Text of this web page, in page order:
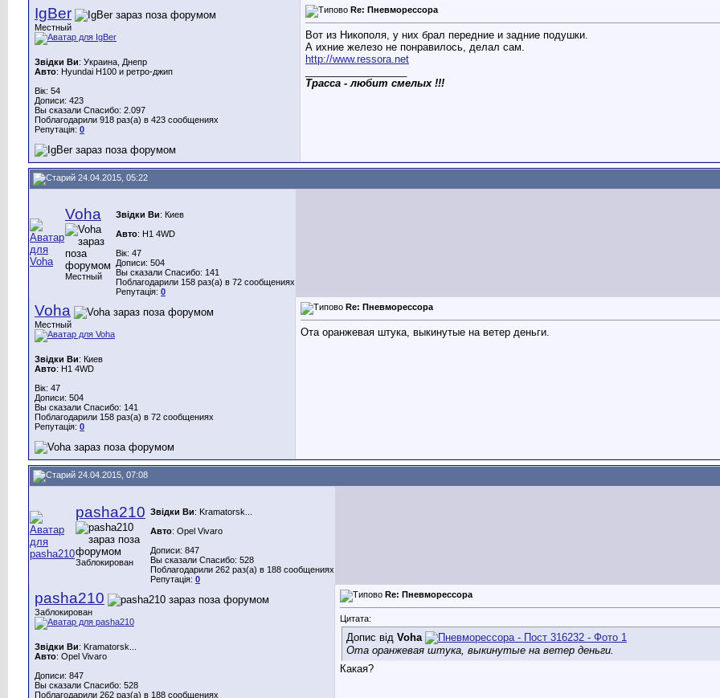
IgBer
Местный
Звідки Ви: Украина, Днепр
Авто: Hyundai H100 и ретро-джип
Вік: 54
Дописи: 423
Вы сказали Спасибо: 2.097
Поблагодарили 918 раз(а) в 423 сообщениях
Репутація: 0
Re: Пневморессора
Вот из Никополя, у них брал передние и задние подушки.
А ихние железо не понравилось, делал сам.
http://www.ressora.net
Трасса - любит смелых !!!
24.04.2015, 05:22
Voha
Местный
Звідки Ви: Киев
Авто: H1 4WD
Вік: 47
Дописи: 504
Вы сказали Спасибо: 141
Поблагодарили 158 раз(а) в 72 сообщениях
Репутація: 0
Voha
Местный
Звідки Ви: Киев
Авто: H1 4WD
Вік: 47
Дописи: 504
Вы сказали Спасибо: 141
Поблагодарили 158 раз(а) в 72 сообщениях
Репутація: 0
Re: Пневморессора
Ота оранжевая штука, выкинутые на ветер деньги.
24.04.2015, 07:08
pasha210
Заблокирован
Звідки Ви: Kramatorsk...
Авто: Opel Vivaro
Дописи: 847
Вы сказали Спасибо: 528
Поблагодарили 262 раз(а) в 188 сообщениях
Репутація: 0
pasha210
Заблокирован
Звідки Ви: Kramatorsk...
Авто: Opel Vivaro
Дописи: 847
Вы сказали Спасибо: 528
Поблагодарили 262 раз(а) в 188 сообщениях
Re: Пневморессора
Цитата:
Допис від Voha
Ота оранжевая штука, выкинутые на ветер деньги.
Какая?